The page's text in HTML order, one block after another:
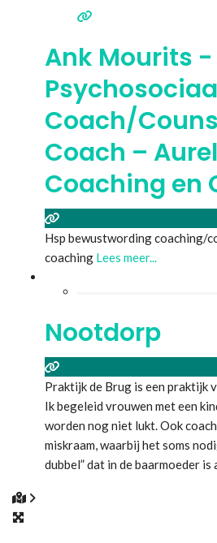
Ank Mourits -
Coach/
Coach –
Coaching en
Hsp bewustwording coaching/
coaching Lees meer...
Nootdorp
Praktijk de Brug is een praktijk
Ik begeleid vrouwen met een
worden nog niet lukt. Ook
miskraam, waarbij het soms
dubbel” dat in de baarmoeder